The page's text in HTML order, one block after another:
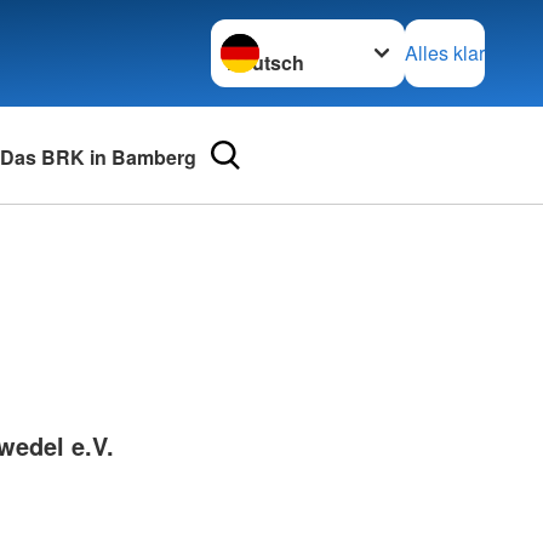
Sprache wechseln zu
Alles klar
Das BRK in Bamberg
und Lob
e.V.